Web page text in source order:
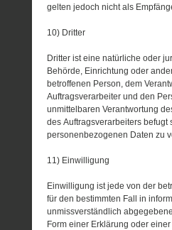
gelten jedoch nicht als
10) Dritter
Dritter ist eine natürliche oder
Behörde, Einrichtung oder
betroffenen Person, dem
Auftragsverarbeiter und den
unmittelbaren Verantwortung
des Auftragsverarbeiters befugt
personenbezogenen Daten zu
11) Einwilligung
Einwilligung ist jede von der
für den bestimmten Fall in
unmissverständlich
Form einer Erklärung oder